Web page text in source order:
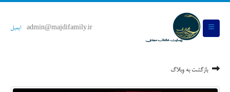
admin@majdifamily.ir ایمیل
بازگشت به وبلاگ